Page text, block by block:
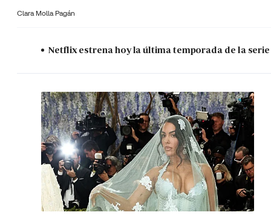
Clara Molla Pagán
Netflix estrena hoy la última temporada de la serie